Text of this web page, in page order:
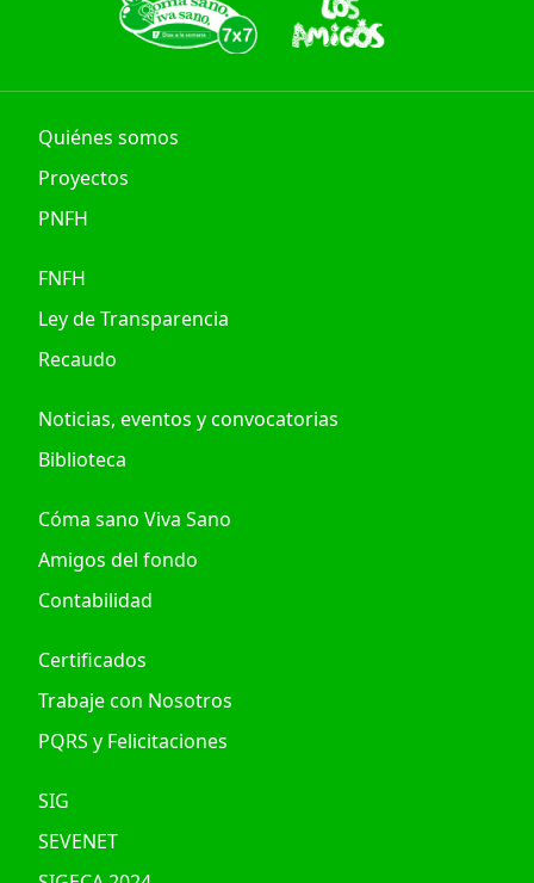
Quiénes somos
Proyectos
PNFH
FNFH
Ley de Transparencia
Recaudo
Noticias, eventos y convocatorias
Biblioteca
Cóma sano Viva Sano
Amigos del fondo
Contabilidad
Certificados
Trabaje con Nosotros
PQRS y Felicitaciones
SIG
SEVENET